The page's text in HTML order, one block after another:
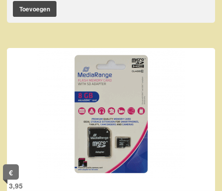
Toevoegen
€
3,95